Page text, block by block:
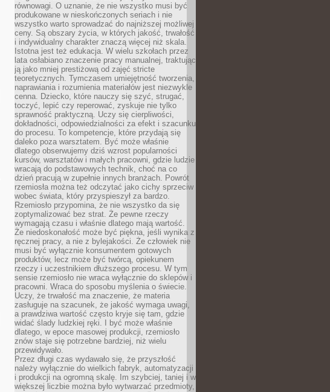
równowagi. O uznanie, że nie wszystko musi być
produkowane w nieskończonych seriach i nie
wszystko warto sprowadzać do najniższej możliwej
ceny. Są obszary życia, w których jakość, trwałość
i indywidualny charakter znaczą więcej niż skala.
Istotna jest też edukacja. W wielu szkołach przez
lata osłabiano znaczenie pracy manualnej, traktując
ją jako mniej prestiżową od zajęć stricte
teoretycznych. Tymczasem umiejętność tworzenia,
naprawiania i rozumienia materiałów jest niezwykle
cenna. Dziecko, które nauczy się szyć, strugać,
toczyć, lepić czy reperować, zyskuje nie tylko
sprawność praktyczną. Uczy się cierpliwości,
dokładności, odpowiedzialności za efekt i szacunku
do procesu. To kompetencje, które przydają się
daleko poza warsztatem. Być może właśnie
dlatego obserwujemy dziś wzrost popularności
kursów, warsztatów i małych pracowni, gdzie ludzie
wracają do podstawowych technik, choć na co
dzień pracują w zupełnie innych branżach. Powrót
rzemiosła można też odczytać jako cichy sprzeciw
wobec świata, który przyspieszył za bardzo.
Rzemiosło przypomina, że nie wszystko da się
zoptymalizować bez strat. Że pewne rzeczy
wymagają czasu i właśnie dlatego mają wartość.
Że niedoskonałość może być piękna, jeśli wynika z
ręcznej pracy, a nie z bylejakości. Że człowiek nie
musi być wyłącznie konsumentem gotowych
produktów, lecz może być twórcą, opiekunem
rzeczy i uczestnikiem dłuższego procesu. W tym
sensie rzemiosło nie wraca wyłącznie do sklepów i
pracowni. Wraca do sposobu myślenia o świecie.
Uczy, że trwałość ma znaczenie, że materia
zasługuje na szacunek, że jakość wymaga uwagi,
a prawdziwa wartość często kryje się tam, gdzie
widać ślady ludzkiej ręki. I być może właśnie
dlatego, w epoce masowej produkcji, rzemiosło
znów staje się potrzebne bardziej, niż wielu
przewidywało.
Przez długi czas wydawało się, że przyszłość
należy wyłącznie do wielkich fabryk, automatyzacji
i produkcji na ogromną skalę. Im szybciej, taniej i w
większej liczbie można było wytwarzać przedmioty,